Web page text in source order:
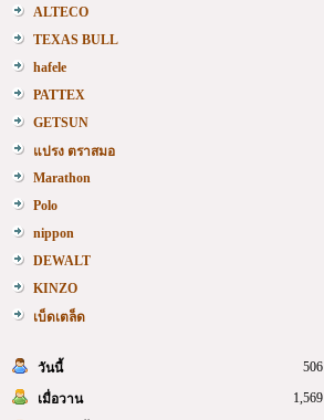
ALTECO
TEXAS BULL
hafele
PATTEX
GETSUN
แปรง ตราสมอ
Marathon
Polo
nippon
DEWALT
KINZO
เบ็ดเตล็ด
วันนี้ 506
เมื่อวาน 1,569